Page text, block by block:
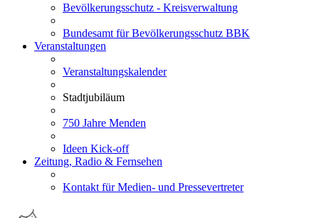
Bevölkerungsschutz - Kreisverwaltung
Bundesamt für Bevölkerungsschutz BBK
Veranstaltungen
Veranstaltungskalender
Stadtjubiläum
750 Jahre Menden
Ideen Kick-off
Zeitung, Radio & Fernsehen
Kontakt für Medien- und Pressevertreter